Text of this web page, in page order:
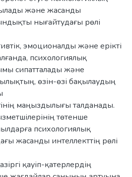
және жасанды
нығайтудағы рөлі
эмоционалды және ерікті
психологиялық
сипатталады және
өзін-өзі бақылаудың
маңыздылығы талданады.
төтенше
психологиялық
жасанды интеллекттің рөлі
қауіп-қатерлердің